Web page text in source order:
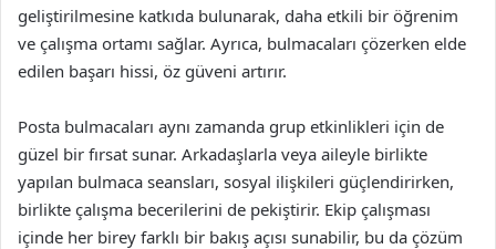
geliştirilmesine katkıda bulunarak, daha etkili bir öğrenim
ve çalışma ortamı sağlar. Ayrıca, bulmacaları çözerken elde
edilen başarı hissi, öz güveni artırır.
Posta bulmacaları aynı zamanda grup etkinlikleri için de
güzel bir fırsat sunar. Arkadaşlarla veya aileyle birlikte
yapılan bulmaca seansları, sosyal ilişkileri güçlendirirken,
birlikte çalışma becerilerini de pekiştirir. Ekip çalışması
içinde her birey farklı bir bakış açısı sunabilir, bu da çözüm